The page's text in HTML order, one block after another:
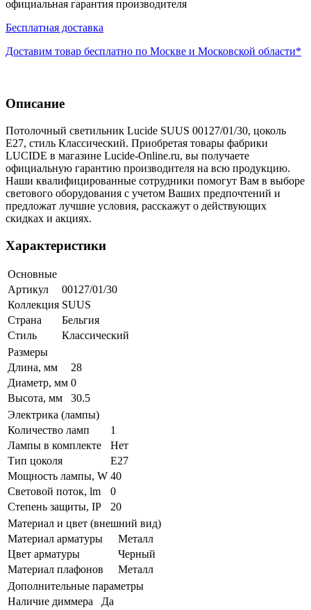
официальная гарантия производителя
Бесплатная доставка
Доставим товар бесплатно по Москве и Московской области*
Описание
Потолочный светильник Lucide SUUS 00127/01/30, цоколь
E27, стиль Классический. Приобретая товары фабрики
LUCIDE в магазине Lucide-Online.ru, вы получаете
официальную гарантию производителя на всю продукцию.
Наши квалифицированные сотрудники помогут Вам в выборе
светового оборудования с учетом Ваших предпочтений и
предложат лучшие условия, расскажут о действующих
скидках и акциях.
Характеристики
Основные
Артикул
00127/01/30
Коллекция SUUS
Страна
Бельгия
Стиль
Классический
Размеры
Длина, мм
28
Диаметр, мм 0
Высота, мм
30.5
Электрика (лампы)
Количество ламп
1
Лампы в комплекте
Нет
Тип цоколя
E27
Мощность лампы, W 40
Световой поток, lm
0
Степень защиты, IP
20
Материал и цвет (внешний вид)
Материал арматуры
Металл
Цвет арматуры
Черный
Материал плафонов
Металл
Дополнительные параметры
Наличие диммера
Да